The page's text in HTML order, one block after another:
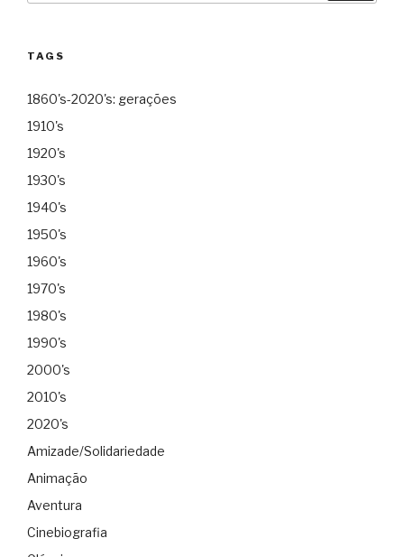
TAGS
1860's-2020's: gerações
1910's
1920's
1930's
1940's
1950's
1960's
1970's
1980's
1990's
2000's
2010's
2020's
Amizade/Solidariedade
Animação
Aventura
Cinebiografia